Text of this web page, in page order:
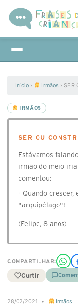
Início › Irmãos › SER
IRMÃOS
SER OU
Estávamos
irmão do meio
comentou:
- Quando crescer,
"arquipélago"!
(Felipe, 8 anos)
COMPARTILHAR:
Curtir
28/02/2021 • Irmãos